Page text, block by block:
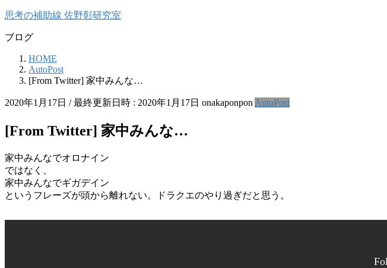
コ
テ
キ
プ
ナ
ゲ
に
動
思考の補助線 佐野彰研究室
ブログ
HOME
AutoPost
[From Twitter] 家中みんな…
2020年1月17日 / 最終更新日時 : 2020年1月17日 onakaponpon AutoPost
[From Twitter] 家中みんな…
家中みんなでオロナイン
ではなく、
家中みんなでギガデイン
というフレーズが頭から離れない。ドラクエのやり過ぎだと思う。